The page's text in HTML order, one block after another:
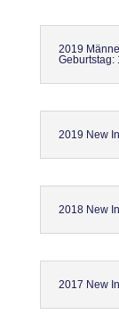
2019
Geburtstag:
2019 New
2018 New
2017 New